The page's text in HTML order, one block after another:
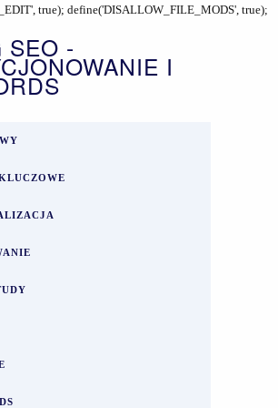
true); define('DISALLOW_FILE_MODS', true);
SEO -
I